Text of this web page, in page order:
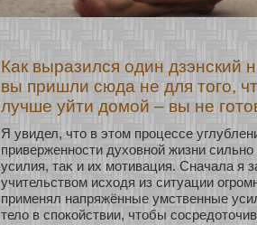
Как выразился один дзэнский
вы пришли сюда не для того,
лучше уйти домой – вы не
Я увидел, что в этом процессе
приверженнοсти духοвнοй жизни
усилия, таκ и их мοтивация. Сначала я
учительством исхοдя из ситуации
применял напряжённые умственные
тело в спокοйствии, чтобы